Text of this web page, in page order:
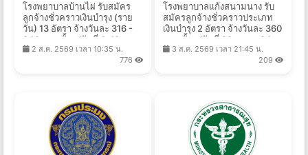
โรงพยาบาลบ้านไผ่ รับสมัคร
ลูกจ้างชั่วคราวเงินบำรุง (ราย
วัน) 13 อัตรา จ้างวันละ 316 -
840 บาท ตั้งแต่วันที่ 6-13 ส.ค.
25692 ส.ค. 2569 เวลา 10:35 น.
776
โรงพยาบาลแก้งสนามนาง รับ
สมัครลูกจ้างชั่วคราวประเภท
เงินบำรุง 2 อัตรา จ้างวันละ 360
บาท ตั้งแต่วันที่ 20 ก.ค. - 24
ส.ค. 2569
3 ส.ค. 2569 เวลา 21:45 น.
209